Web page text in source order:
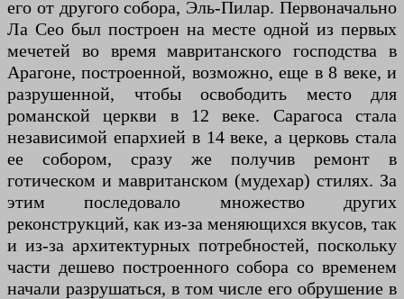
его от другого собора, Эль-Пилар. Первоначально
Ла Сео был построен на месте одной из первых
мечетей во время мавританского господства в
Арагоне, построенной, возможно, еще в 8 веке, и
разрушенной, чтобы освободить место для
романской церкви в 12 веке. Сарагоса стала
независимой епархией в 14 веке, а церковь стала
ее собором, сразу же получив ремонт в
готическом и мавританском (мудехар) стилях. За
этим последовало множество других
реконструкций, как из-за меняющихся вкусов, так
и из-за архитектурных потребностей, поскольку
части дешево построенного собора со временем
начали разрушаться, в том числе его обрушение в